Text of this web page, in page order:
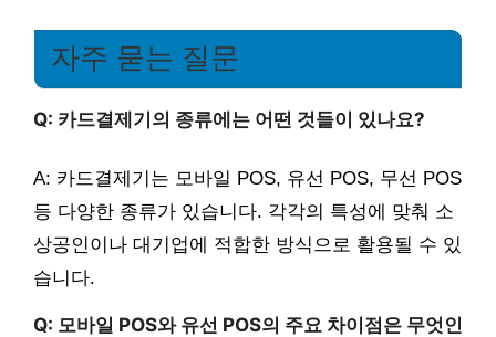
자주 묻는 질문
Q: 카드결제기의 종류에는 어떤 것들이 있나요?
A: 카드결제기는 모바일 POS, 유선 POS, 무선 POS
등 다양한 종류가 있습니다. 각각의 특성에 맞춰 소
상공인이나 대기업에 적합한 방식으로 활용될 수 있
습니다.
Q: 모바일 POS와 유선 POS의 주요 차이점은 무엇인